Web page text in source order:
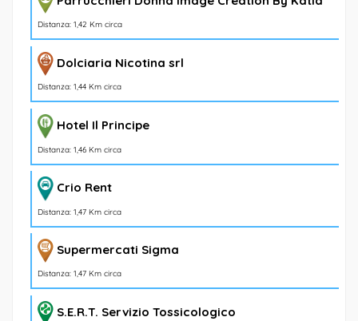
Distanza: 1,42 Km circa
Dolciaria Nicotina srl
Distanza: 1,44 Km circa
Hotel Il Principe
Distanza: 1,46 Km circa
Crio Rent
Distanza: 1,47 Km circa
Supermercati Sigma
Distanza: 1,47 Km circa
S.E.R.T. Servizio Tossicologico